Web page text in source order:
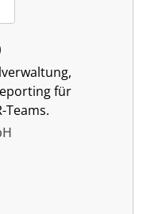
für
Teams.